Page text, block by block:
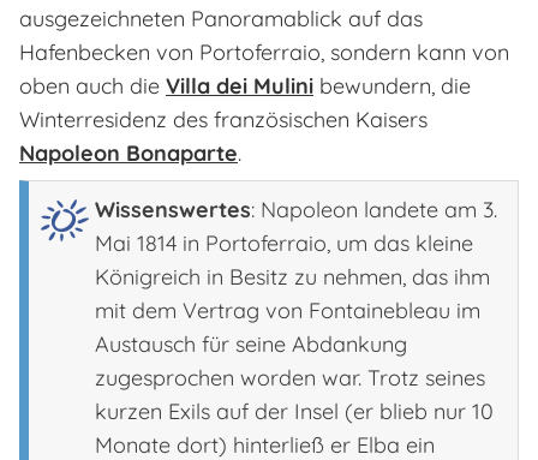
ausgezeichneten Panoramablick auf das
Hafenbecken von Portoferraio, sondern kann von
oben auch die Villa dei Mulini bewundern, die
Winterresidenz des französischen Kaisers
Napoleon Bonaparte.
Wissenswertes: Napoleon landete am 3.
Mai 1814 in Portoferraio, um das kleine
Königreich in Besitz zu nehmen, das ihm
mit dem Vertrag von Fontainebleau im
Austausch für seine Abdankung
zugesprochen worden war. Trotz seines
kurzen Exils auf der Insel (er blieb nur 10
Monate dort) hinterließ er Elba ein